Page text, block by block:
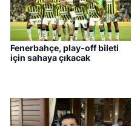
Fenerbahçe, play-off bileti
için sahaya çıkacak